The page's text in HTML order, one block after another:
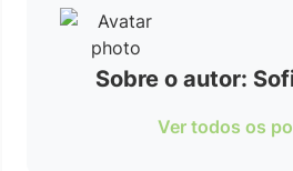
Sobre o autor:
Ver todos os